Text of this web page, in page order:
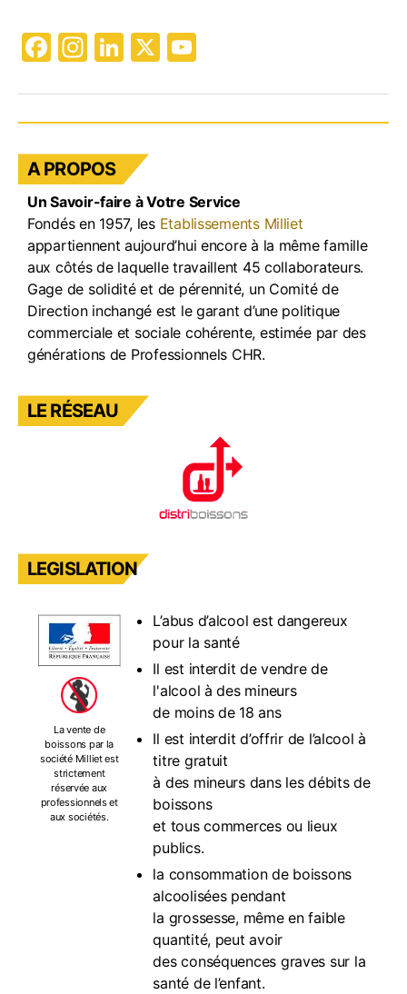
F
c
e
b
o
o
k
In
a
gr
a
m
Li
k
e
dI
n
X
u
T
b
e
A PROPOS
Un Savoir-faire à Votre Service
Fondés en 1957, les Etablissements Milliet
appartiennent aujourd’hui encore à la même famille
aux côtés de laquelle travaillent 45 collaborateurs.
Gage de solidité et de pérennité, un Comité de
Direction inchangé est le garant d’une politique
commerciale et sociale cohérente, estimée par des
générations de Professionnels CHR.
LE RÉSEAU
LEGISLATION
La vente de
boissons par la
société Milliet est
strictement
réservée aux
professionnels et
aux sociétés.
L’abus d’alcool est dangereux
pour la santé
Il est interdit de vendre de
l'alcool à des mineurs
de moins de 18 ans
Il est interdit d’offrir de l’alcool à
titre gratuit
à des mineurs dans les débits de
boissons
et tous commerces ou lieux
publics.
la consommation de boissons
alcoolisées pendant
la grossesse, même en faible
quantité, peut avoir
des conséquences graves sur la
santé de l’enfant.